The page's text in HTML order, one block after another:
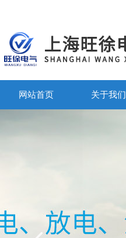
网站首页 关于我们